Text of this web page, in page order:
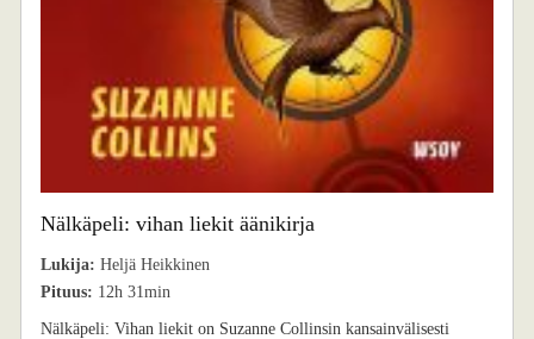
Nälkäpeli: vihan liekit äänikirja
Lukija: Heljä Heikkinen
Pituus: 12h 31min
Nälkäpeli: Vihan liekit on Suzanne Collinsin kansainvälisesti